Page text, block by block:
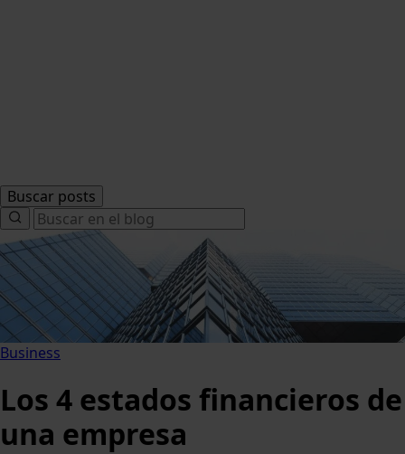
Buscar posts
Search
for:
Business
Los 4 estados financieros de
una empresa